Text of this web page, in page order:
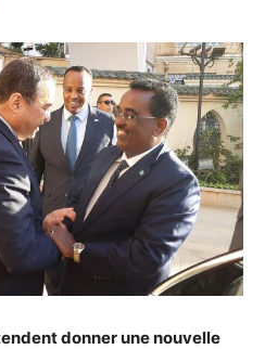
donner une nouvelle